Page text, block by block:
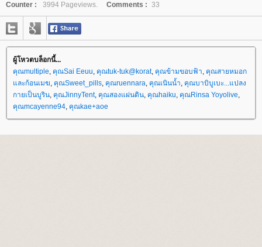
Counter :
3994 Pageviews. Comments : 33
ผู้โหวตบล็อกนี้...
คุณmultiple, คุณSai Eeuu, คุณtuk-tuk@korat, คุณข้ามขอบฟ้า, คุณสายหมอก
ละก้อนเมฆ, คุณSweet_pills, คุณruennara, คุณเนินน้ำ, คุณบาบิบูเบะ...แปลง
กายเป็นบูริน, คุณJinnyTent, คุณสองแผ่นดิน, คุณhaiku, คุณRinsa Yoyolive,
คุณmcayenne94, คุณkae+aoe